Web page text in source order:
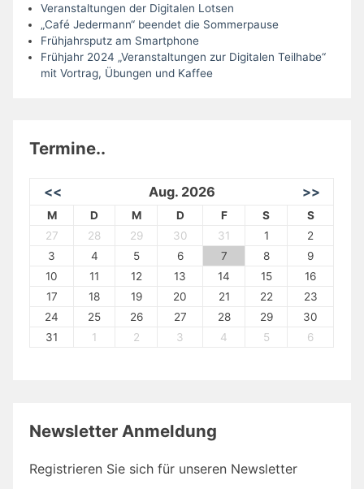
Veranstaltungen der Digitalen Lotsen
„Café Jedermann“ beendet die Sommerpause
Frühjahrsputz am Smartphone
Frühjahr 2024 „Veranstaltungen zur Digitalen Teilhabe“
mit Vortrag, Übungen und Kaffee
Termine..
<< Aug. 2026 >>
M D M D F S
S
27
28 29 30 31 1
2
3
4 5 6 7 8
9
10
11 12 13 14 15
16
17
18 19 20 21 22
23
24
25 26 27 28 29
30
31
1 2 3 4 5 6
Newsletter Anmeldung
Registrieren Sie sich für unseren Newsletter